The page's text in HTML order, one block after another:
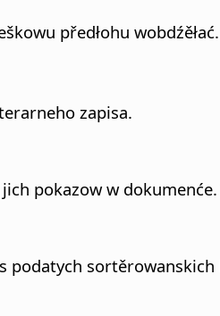
předłohu wobdźěłać.
zapisa.
pokazow w dokumenće.